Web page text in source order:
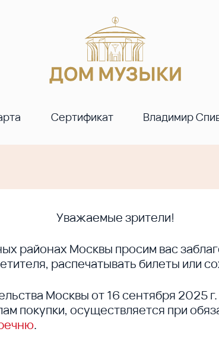
Сертификат Владимир
Уважаемые зрители!
районах Москвы просим вас
распечатывать билеты или
Москвы от 16 сентября
покупки, осуществляется при
.